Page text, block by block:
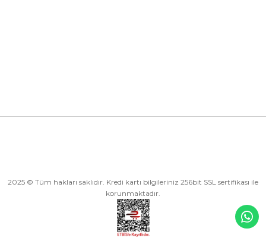
2025 © Tüm hakları saklıdır. Kredi kartı bilgileriniz 256bit SSL sertifikası ile
korunmaktadır.